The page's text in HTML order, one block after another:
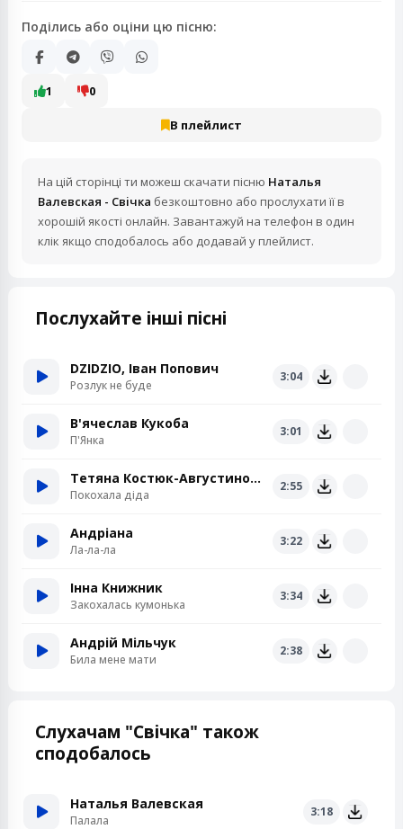
Поділись або оціни цю пісню:
1 0
В плейлист
На цій сторінці ти можеш скачати пісню Наталья
Валевская - Свiчка безкоштовно або прослухати її в
хорошій якості онлайн. Завантажуй на телефон в один
клік якщо сподобалось або додавай у плейлист.
Послухайте інші пісні
DZIDZIO, Іван Попович
Розлук не буде
3:04
В'ячеслав Кукоба
П'Янка
3:01
Тетяна Костюк-Августинович
Покохала діда
2:55
Андріана
Ла-ла-ла
3:22
Інна Книжник
Закохалась кумонька
3:34
Андрій Мільчук
Била мене мати
2:38
Слухачам "Свiчка" також
сподобалось
Наталья Валевская
Палала
3:18